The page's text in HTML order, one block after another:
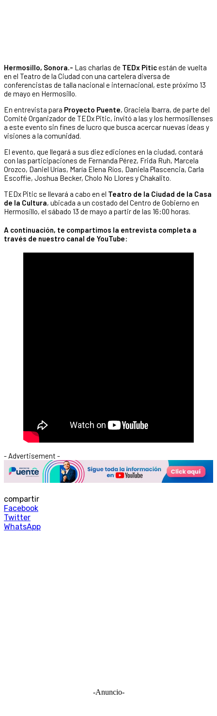
Hermosillo, Sonora.- Las charlas de TEDx Piticestán de vuelta
en el Teatro de la Ciudad con una cartelera diversa de
conferencistas de talla nacional e internacional, este próximo 13
de mayo en Hermosillo.
En entrevista para Proyecto Puente, Graciela Ibarra, de parte del
Comité Organizador de TEDx Pitic, invitó a las y los hermosillenses
a este evento sin fines de lucro que busca acercar nuevas ideas y
visiones a la comunidad.
El evento, que llegará a sus diez ediciones en la ciudad, contará
con las participaciones de Fernanda Pérez, Frida Ruh, Marcela
Orozco, Daniel Urías, María Elena Ríos, Daniela Plascencia, Carla
Escoffie, Joshua Becker, Cholo No Llores y Chakalito.
TEDx Pitic se llevará a cabo en el Teatro de la Ciudad de la Casa
de la Cultura, ubicada a un costado del Centro de Gobierno en
Hermosillo, el sábado 13 de mayo a partir de las 16:00 horas.
A continuación, te compartimos la entrevista completa a
través de nuestro canal de YouTube:
- Advertisement -
compartir
Facebook
Twitter
WhatsApp
-Anuncio-